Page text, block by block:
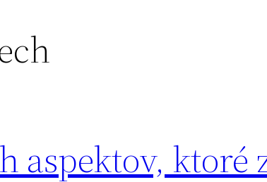
aspektov, ktoré